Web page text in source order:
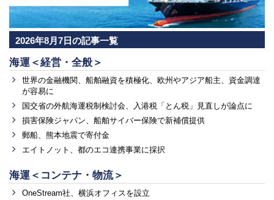
2026年8月7日の記事一覧
海運＜経営・全般＞
世界の金融機関、船舶融資を積極化、欧州やアジア船主、資金調達
が容易に
国交省の外航海運税制検討会、入港税「とん税」見直しが論点に
損害保険ジャパン、船舶サイバー保険で新補償提供
郵船、熊本地震で寄付金
エイトノット、都のエコ連携事業に採択
海運＜コンテナ・物流＞
OneStream社、横浜オフィスを設立